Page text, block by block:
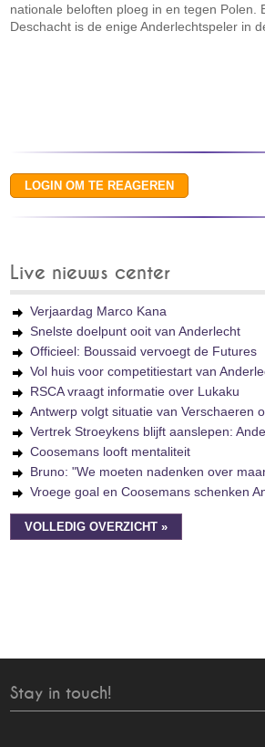
nationale beloften ploeg in en tegen Polen.
Deschacht is de enige Anderlechtspeler in
Live nieuws center
Verjaardag Marco Kana
Snelste doelpunt ooit van Anderlecht
Officieel: Boussaid vervoegt de Futures
Vol huis voor competitiestart van
RSCA vraagt informatie over Lukaku
Antwerp volgt situatie van Verschaeren
Vertrek Stroeykens blijft aanslepen:
Coosemans looft mentaliteit
Bruno: "We moeten nadenken over
Vroege goal en Coosemans schenken
VOLLEDIG OVERZICHT »
Stay in touch!